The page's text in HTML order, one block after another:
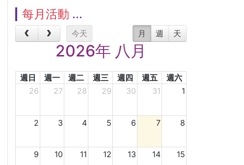
每月活動
今天 月 週 天
2026年 八月
週日 週一 週二 週三 週四 週五
週六
26
27 28 29 30 31 1
2 3 4 5 6 7 8
9 10 11 12 13 14 15